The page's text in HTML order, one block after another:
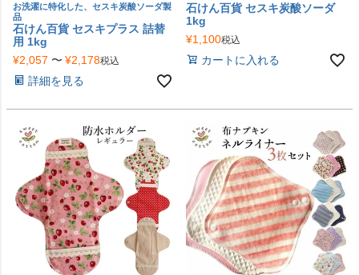
お洗濯に特化した、セスキ炭酸ソーダ製
品
石けん百貨 セスキプラス 詰替
用 1kg
¥2,057 〜 ¥2,178税込
詳細を見る
石けん百貨 セスキ炭酸ソーダ
1kg
¥1,100税込
カートに入れる